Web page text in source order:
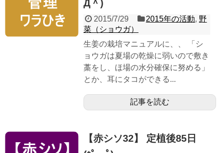
Д＾)
2015/7/29 2015年の活動, 野
菜（ショウガ）
生姜の栽培マニュアルに、、 「シ
ョウガは夏場の乾燥に弱いので敷き
藁をし、ほ場の水分確保に努める」
とか、耳にタコができる...
記事を読む
【赤シソ32】 定植後85日